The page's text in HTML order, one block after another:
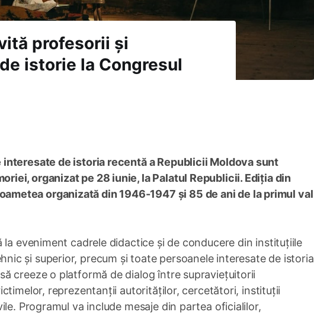
profesorii și
istorie la Congresul
de istoria recentă a Republicii Moldova sunt
organizat pe 28 iunie, la Palatul Republicii. Ediția din
organizată din 1946-1947 și 85 de ani de la primul val
eveniment cadrele didactice și de conducere din instituțiile
și superior, precum și toate persoanele interesate de istoria
creeze o platformă de dialog între supraviețuitorii
reprezentanții autorităților, cercetători, instituții
Programul va include mesaje din partea oficialilor,